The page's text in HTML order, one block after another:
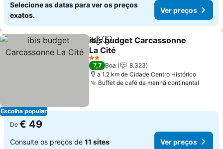
Selecione as datas para ver os preços
exatos.
Ver preços
Escolha popular
PartilharAdicionar aos favoritos
ibis budget Carcassonne
La Cité
2 Estrelas
7,7 Boa
8.323
a 1.2 km de Cidade Centro Histórico
Buffet de café da manhã continental
De € 49
Consulte os preços de 11 sites Ver preços